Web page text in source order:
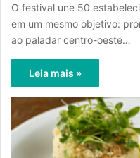
O festival une 50
em um mesmo objetivo:
ao paladar centro-oeste…
Leia mais »